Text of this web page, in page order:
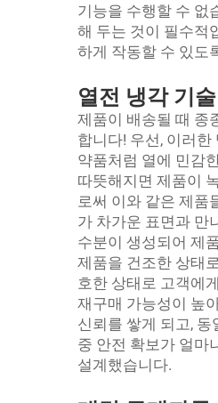
기능을 수행할 수 없
해 두는 것이 필수적
하게 작동할 수 있도
열전 냉각 기
제품이 배송될 때 종
합니다! 우선, 이러
약품처럼 열에 민감
따뜻해지면 제품이
로써 이와 같은 제품
가 차가운 표면과 만
수분이 생성되어 제
제품을 건조한 상태
호한 상태로 고객에
재구매 가능성이 높
신뢰를 쌓게 되고,
중 안전 확보가 얼마
설계했습니다.